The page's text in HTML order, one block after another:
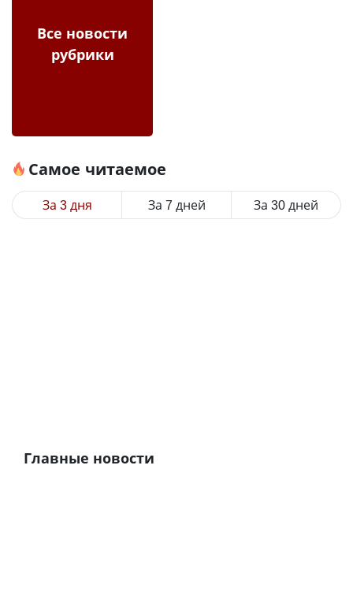
Все новости
рубрики
Самое читаемое
За 3 дня За 7 дней За 30 дней
Главные новости